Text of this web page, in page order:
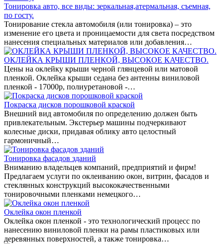
Тонировка авто, все виды: зеркальная,атермальная, съемная,
по госту.
Тонирование стекла автомобиля (или тонировка) – это
изменение его цвета и проницаемости для света посредством
нанесения специальных материалов или добавления…
ОКЛЕЙКА КРЫШИ ПЛЕНКОЙ, ВЫСОКОЕ КАЧЕСТВО.
Цены на оклейку крыши черной глянцевой или матовой
пленкой. Оклейка крыши седана без антенны виниловой
пленкой - 17000р, полиуретановой -…
Покраска дисков порошковой краской
Внешний вид автомобиля по определению должен быть
привлекательным. Экстерьер машины подчеркивают
колесные диски, придавая облику авто целостный
гармоничный…
Тонировка фасадов зданий
Вниманию владельцев компаний, предприятий и фирм!
Предлагаем услуги по оклеиванию окон, витрин, фасадов и
стеклянных конструкций высококачественными
тонировочными пленками немецкого…
Оклейка окон пленкой
Оклейка окон пленкой - это технологический процесс по
нанесению виниловой пленки на рамы пластиковых или
деревянных поверхностей, а также тонировка…